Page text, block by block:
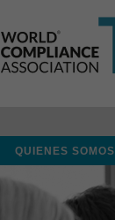
QUIENES SOMOS